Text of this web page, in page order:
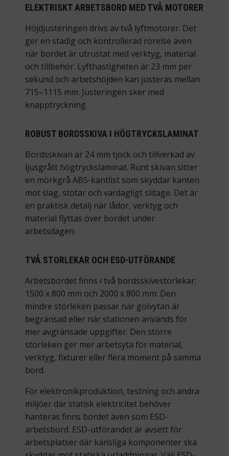
ELEKTRISKT ARBETSBORD MED TVÅ MOTORER
Höjdjusteringen drivs av två lyftmotorer. Det
ger en stadig och kontrollerad rörelse även
när bordet är utrustat med verktyg, material
och tillbehör. Lyfthastigheten är 23 mm per
sekund och arbetshöjden kan justeras mellan
715–1115 mm. Justeringen sker med
knapptryckning.
ROBUST BORDSSKIVA I HÖGTRYCKSLAMINAT
Bordsskivan är 24 mm tjock och tillverkad av
ljusgrått högtryckslaminat. Runt skivan sitter
en mörkgrå ABS-kantlist som skyddar kanten
mot slag, stötar och vardagligt slitage. Det är
en praktisk detalj när lådor, verktyg och
material flyttas över bordet under
arbetsdagen.
TVÅ STORLEKAR OCH ESD-UTFÖRANDE
Arbetsbordet finns i två bordsskivestorlekar:
1500 x 800 mm och 2000 x 800 mm. Den
mindre storleken passar när golvytan är
begränsad eller när stationen används för
mer avgränsade uppgifter. Den större
storleken ger mer arbetsyta för material,
verktyg, fixturer eller flera moment på samma
bord.
För elektronikproduktion, testning och andra
miljöer där statisk elektricitet behöver
hanteras finns bordet även som ESD-
arbetsbord. ESD-utförandet är avsett för
arbetsplatser där känsliga komponenter ska